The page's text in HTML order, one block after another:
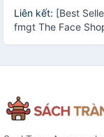
Liên kết: [Best
fmgt The Face